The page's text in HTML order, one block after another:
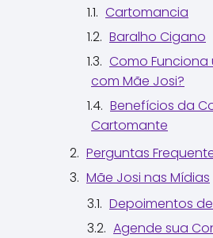
Cartomancia
Baralho Cigano
Como
com Mãe Josi?
Benefícios da
Cartomante
Perguntas
Mãe Josi nas Mídias
Depoimentos
Agende sua